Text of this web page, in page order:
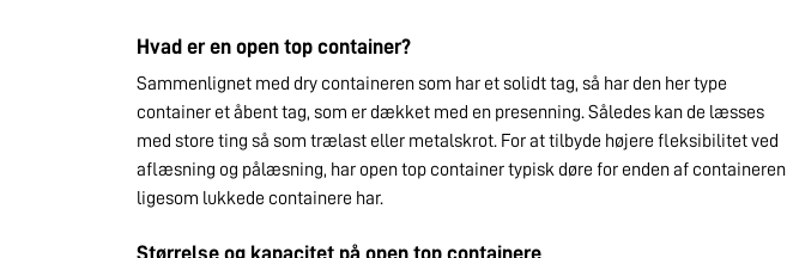
Hvad er en open top container?
Sammenlignet med dry containeren som har et solidt tag, så har den her type
container et åbent tag, som er dækket med en presenning. Således kan de læsses
med store ting så som trælast eller metalskrot. For at tilbyde højere fleksibilitet ved
aflæsning og pålæsning, har open top container typisk døre for enden af containeren
ligesom lukkede containere har.
Størrelse og kapacitet på open top containere